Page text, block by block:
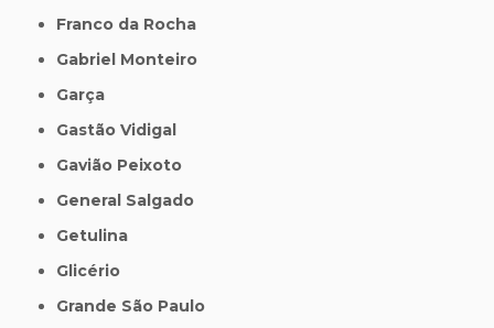
Franco da Rocha
Gabriel Monteiro
Garça
Gastão Vidigal
Gavião Peixoto
General Salgado
Getulina
Glicério
Grande São Paulo